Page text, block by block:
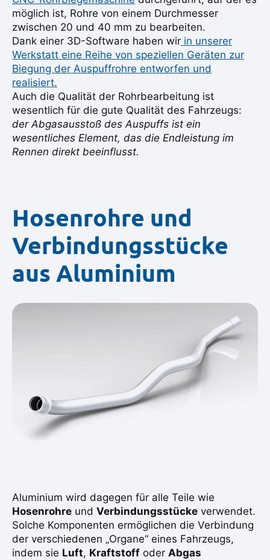
möglich ist, Rohre von einem Durchmesser
zwischen 20 und 40 mm zu bearbeiten.
Dank einer 3D-Software haben wir in unserer
Werkstatt eine Reihe von speziellen Geräten zur
Biegung der Auspuffrohre entworfen und
realisiert.
Auch die Qualität der Rohrbearbeitung ist
wesentlich für die gute Qualität des Fahrzeugs:
der Abgasausstoß des Auspuffs ist ein
wesentliches Element, das die Endleistung im
Rennen direkt beeinflusst.
Hosenrohre und
Verbindungsstücke
aus Aluminium
Aluminium wird dagegen für alle Teile wie
Hosenrohre und Verbindungsstücke verwendet.
Solche Komponenten ermöglichen die Verbindung
der verschiedenen „Organe“ eines Fahrzeugs,
indem sie Luft, Kraftstoff oder Abgas